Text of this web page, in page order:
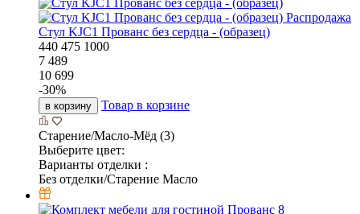
Распродажа
Стул KJC1 Прованс без сердца - (образец)
440 475 1000
7 489
10 699
-30%
в корзину Товар в корзине
Старение/Масло-Мёд (3)
Выберите цвет:
Варианты отделки :
Без отделки/Старение Масло